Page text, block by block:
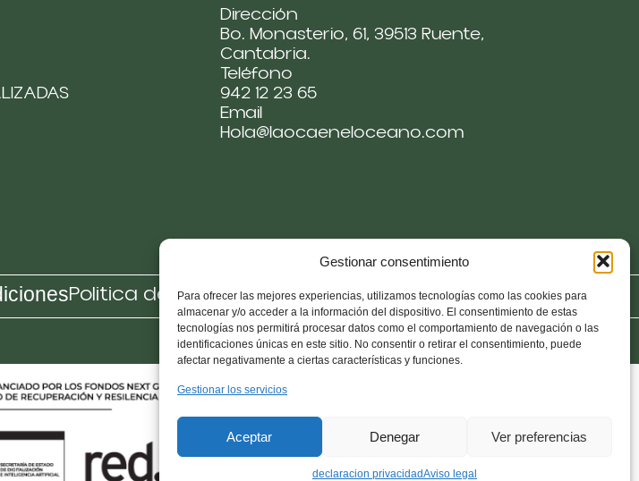
Gestionar consentimiento
Para ofrecer las mejores experiencias, utilizamos tecnologías como las cookies para
almacenar y/o acceder a la información del dispositivo. El consentimiento de estas
tecnologías nos permitirá procesar datos como el comportamiento de navegación o las
identificaciones únicas en este sitio. No consentir o retirar el consentimiento, puede
afectar negativamente a ciertas características y funciones.
Gestionar los servicios
Aceptar Denegar Ver preferencias
declaracion privacidadAviso legal
Dirección
Bo. Monasterio, 61, 39513 Ruente,
Cantabria.
Teléfono
942 12 23 65
Email
Hola@laocaeneloceano.com
Politica de CookiesPolitica de Responsabilidad